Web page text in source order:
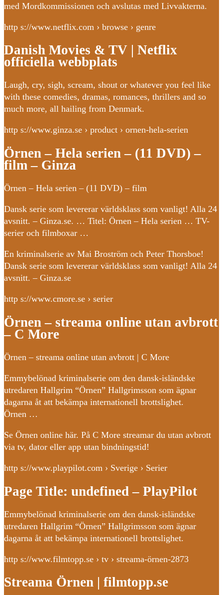
med Mordkommissionen och avslutas med Livvakterna.
http s://www.netflix.com › browse › genre
Danish Movies & TV | Netflix
officiella webbplats
Laugh, cry, sigh, scream, shout or whatever you feel like
with these comedies, dramas, romances, thrillers and so
much more, all hailing from Denmark.
http s://www.ginza.se › product › ornen-hela-serien
Örnen – Hela serien – (11 DVD) –
film – Ginza
Örnen – Hela serien – (11 DVD) – film
Dansk serie som levererar världsklass som vanligt! Alla 24
avsnitt. – Ginza.se. … Titel: Örnen – Hela serien … TV-
serier och filmboxar …
En kriminalserie av Mai Broström och Peter Thorsboe!
Dansk serie som levererar världsklass som vanligt! Alla 24
avsnitt. – Ginza.se
http s://www.cmore.se › serier
Örnen – streama online utan avbrott
– C More
Örnen – streama online utan avbrott | C More
Emmybelönad kriminalserie om den dansk-isländske
utredaren Hallgrim “Örnen” Hallgrimsson som ägnar
dagarna åt att bekämpa internationell brottslighet.
Örnen …
Se Örnen online här. På C More streamar du utan avbrott
via tv, dator eller app utan bindningstid!
http s://www.playpilot.com › Sverige › Serier
Page Title: undefined – PlayPilot
Emmybelönad kriminalserie om den dansk-isländske
utredaren Hallgrim “Örnen” Hallgrimsson som ägnar
dagarna åt att bekämpa internationell brottslighet.
http s://www.filmtopp.se › tv › streama-örnen-2873
Streama Örnen | filmtopp.se